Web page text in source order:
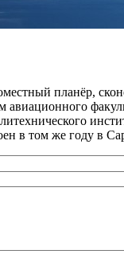
планёр,
авиационного
в том же году в